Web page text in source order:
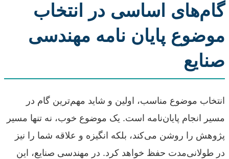
گام‌های اساسی در انتخاب
موضوع پایان نامه مهندسی
صنایع
انتخاب موضوع مناسب، اولین و شاید مهم‌ترین گام در
مسیر انجام پایان‌نامه است. یک موضوع خوب، نه تنها مسیر
پژوهش را روشن می‌کند، بلکه انگیزه و علاقه شما را نیز
در طولانی‌مدت حفظ خواهد کرد. در مهندسی صنایع، این